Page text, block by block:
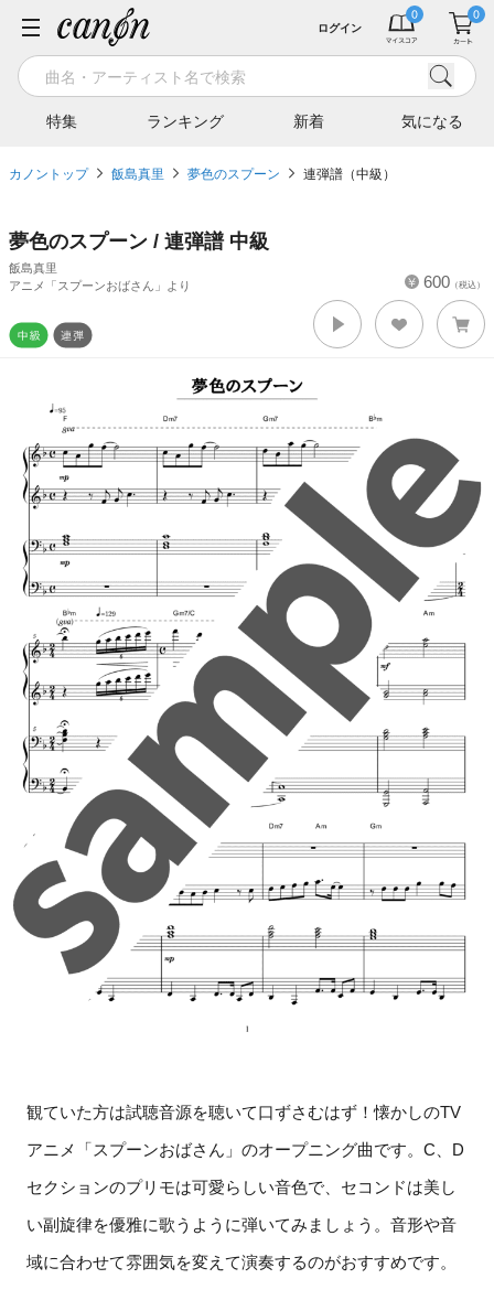
特集 ランキング 新着 気になる
ログイン
カノントップ 飯島真里 夢色のスプーン 連弾譜（中級）
夢色のスプーン / 連弾譜 中級
飯島真里
アニメ「スプーンおばさん」より
600 （税込）
観ていた方は試聴音源を聴いて口ずさむはず！懐かしのTV
アニメ「スプーンおばさん」のオープニング曲です。C、D
セクションのプリモは可愛らしい音色で、セコンドは美し
い副旋律を優雅に歌うように弾いてみましょう。音形や音
域に合わせて雰囲気を変えて演奏するのがおすすめです。